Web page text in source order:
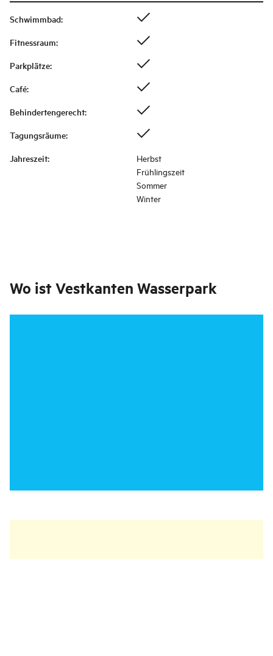
Schwimmbad:
Fitnessraum:
Parkplätze:
Café:
Behindertengerecht:
Tagungsräume:
Jahreszeit:
Herbst
Frühlingszeit
Sommer
Winter
Wo ist Vestkanten Wasserpark